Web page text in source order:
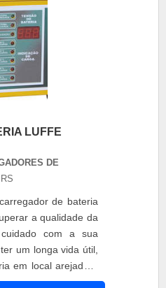
LUFFE
DE
de bateria
a qualidade da
com a sua
um longa vida útil,
em local arejado e
crianças e animais.